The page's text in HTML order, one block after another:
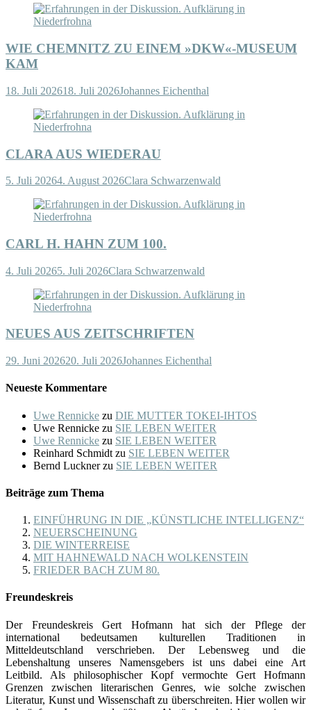
WIE CHEMNITZ ZU EINEM »DKW«-MUSEUM
KAM
18. Juli 202618. Juli 2026Johannes Eichenthal
CLARA AUS WIEDERAU
5. Juli 20264. August 2026Clara Schwarzenwald
CARL H. HAHN ZUM 100.
4. Juli 20265. Juli 2026Clara Schwarzenwald
NEUES AUS ZEITSCHRIFTEN
29. Juni 202620. Juli 2026Johannes Eichenthal
Neueste Kommentare
Uwe Rennicke zu DIE MUTTER TOKEI-IHTOS
Uwe Rennicke zu SIE LEBEN WEITER
Uwe Rennicke zu SIE LEBEN WEITER
Reinhard Schmidt zu SIE LEBEN WEITER
Bernd Lucknerzu SIE LEBEN WEITER
Beiträge zum Thema
EINFÜHRUNG IN DIE „KÜNSTLICHE INTELLIGENZ“
NEUERSCHEINUNG
DIE WINTERREISE
MIT HAHNEWALD NACH WOLKENSTEIN
FRIEDER BACH ZUM 80.
Freundeskreis
Der Freundeskreis Gert Hofmann hat sich der Pflege der
international bedeutsamen kulturellen Traditionen in
Mitteldeutschland verschrieben. Der Lebensweg und die
Lebenshaltung unseres Namensgebers ist uns dabei eine Art
Leitbild. Als philosophischer Kopf vermochte Gert Hofmann
Grenzen zwischen literarischen Genres, wie solche zwischen
Literatur, Kunst und Wissenschaft zu überschreiten. Hier wollen wir